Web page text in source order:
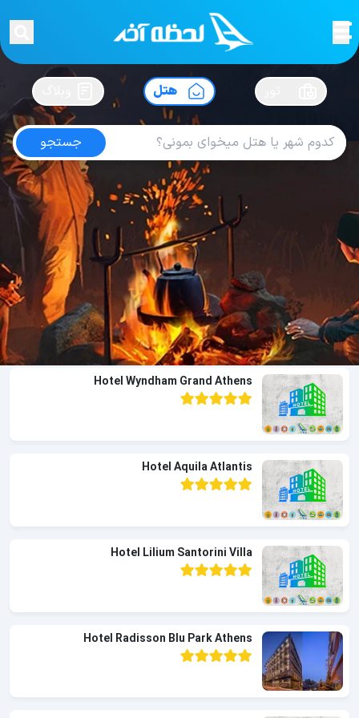
لحظه آخرسفرت رو بساز !
هتل
جستجو
هتل های یونان
3.7 از5| از100 کاربر
لحظه آخر هتل های یونان
Hotel Electra Metropolis Athens
Hotel Wyndham Grand Athens
Hotel Aquila Atlantis
Hotel Lilium Santorini Villa
Hotel Radisson Blu Park Athens